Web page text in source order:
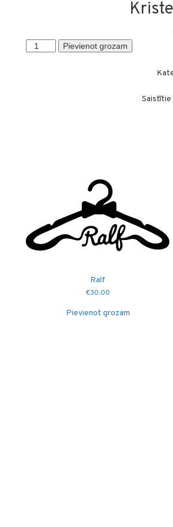
Kristel
(lipsuga)
Pievienot grozam
Ralf
€30.00
Pievienot grozam